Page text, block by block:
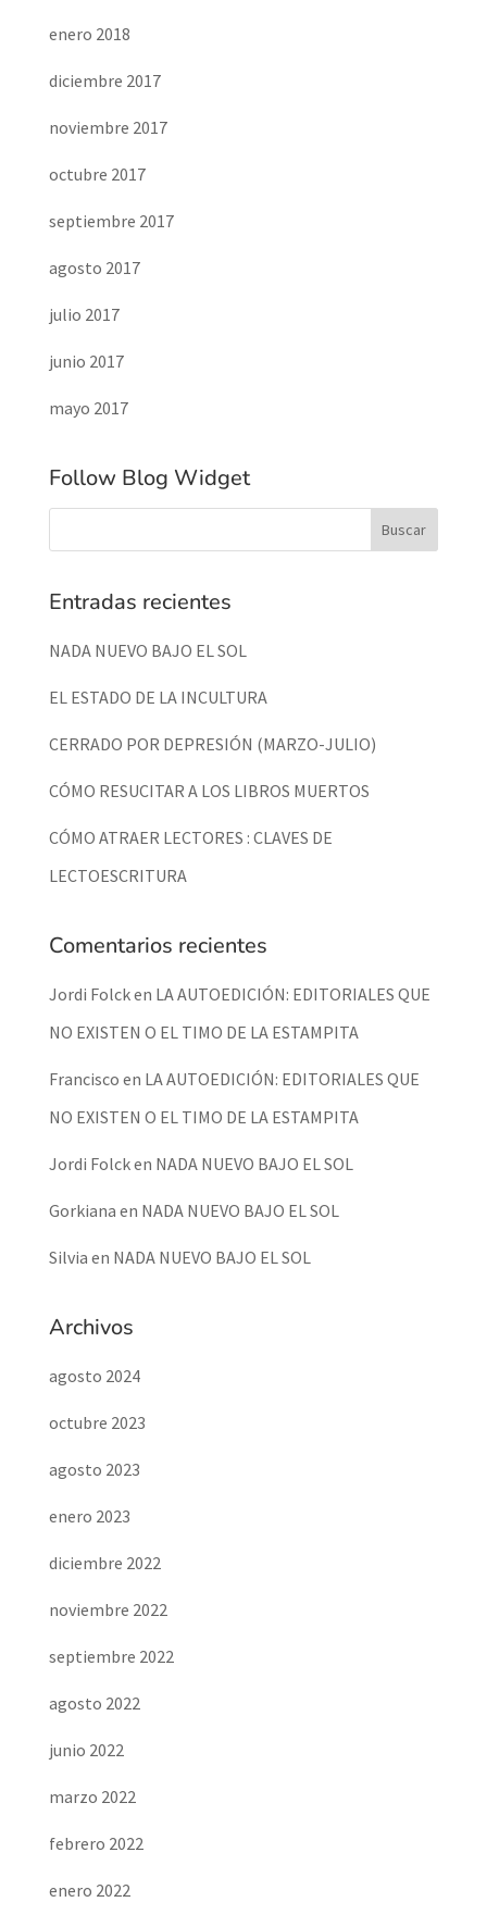
enero 2018
diciembre 2017
noviembre 2017
octubre 2017
septiembre 2017
agosto 2017
julio 2017
junio 2017
mayo 2017
Follow Blog Widget
Entradas recientes
NADA NUEVO BAJO EL SOL
EL ESTADO DE LA INCULTURA
CERRADO POR DEPRESIÓN (MARZO-JULIO)
CÓMO RESUCITAR A LOS LIBROS MUERTOS
CÓMO ATRAER LECTORES : CLAVES DE
LECTOESCRITURA
Comentarios recientes
Jordi Folcken LA AUTOEDICIÓN: EDITORIALES QUE
NO EXISTEN O EL TIMO DE LA ESTAMPITA
Francisco en LA AUTOEDICIÓN: EDITORIALES QUE
NO EXISTEN O EL TIMO DE LA ESTAMPITA
Jordi Folcken NADA NUEVO BAJO EL SOL
Gorkiana en NADA NUEVO BAJO EL SOL
Silvia en NADA NUEVO BAJO EL SOL
Archivos
agosto 2024
octubre 2023
agosto 2023
enero 2023
diciembre 2022
noviembre 2022
septiembre 2022
agosto 2022
junio 2022
marzo 2022
febrero 2022
enero 2022